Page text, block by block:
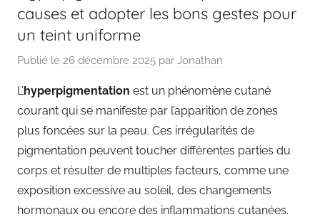
causes et adopter les bons gestes pour
un teint uniforme
Publié le 26 décembre 2025 par Jonathan
L’hyperpigmentation est un phénomène cutané
courant qui se manifeste par l’apparition de zones
plus foncées sur la peau. Ces irrégularités de
pigmentation peuvent toucher différentes parties du
corps et résulter de multiples facteurs, comme une
exposition excessive au soleil, des changements
hormonaux ou encore des inflammations cutanées.